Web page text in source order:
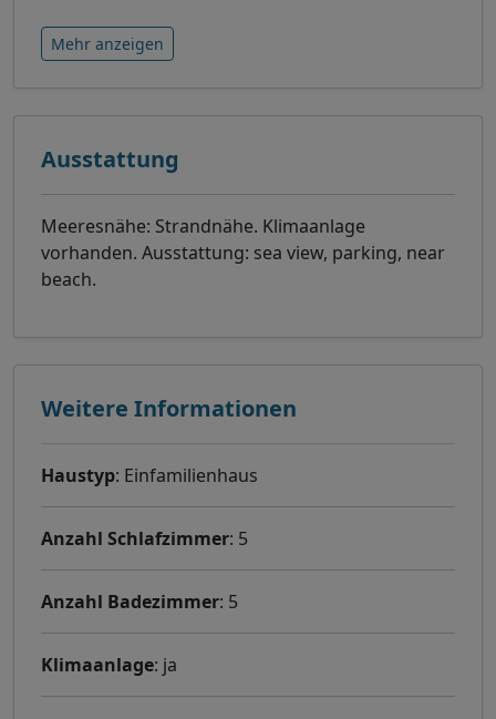
Mehr anzeigen
Ausstattung
Meeresnähe: Strandnähe. Klimaanlage
vorhanden. Ausstattung: sea view, parking, near
beach.
Weitere Informationen
Haustyp: Einfamilienhaus
Anzahl Schlafzimmer: 5
Anzahl Badezimmer: 5
Klimaanlage: ja